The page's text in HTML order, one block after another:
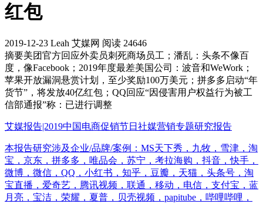
红包
2019-12-23 Leah 艾媒网 阅读 24646
摘要美团官方回应外卖员刺死商场员工；潘乱：头条不像百
度，像Facebook；2019年度最差美国公司：波音和WeWork；
苹果开放漏洞悬赏计划，至少奖励100万美元；拼多多启动“年
货节”，将发放40亿红包；QQ回应“因侵害用户权益行为被工
信部通报”称：已进行调整
艾媒报告|2019中国电商促销节日社媒营销专题研究报告
本报告研究涉及企业/品牌/案例：MS天下秀，九牧，雪津，淘
宝，京东，拼多多，唯品会，苏宁，考拉海购，抖音，快手，
微博，微信，QQ，小红书，知乎，豆瓣，天猫，头条号，淘
宝直播，爱奇艺，腾讯视频，联通，移动，电信，支付宝，蓝
月亮，宝洁，荣耀，夏普，贝壳视频，papitube，哔哩哔哩，